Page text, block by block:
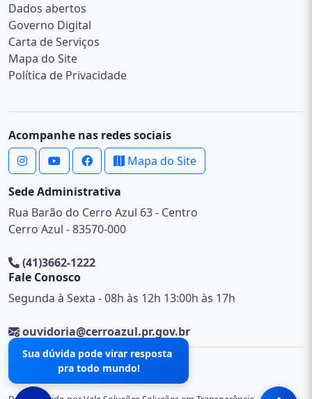
Dados abertos
Governo Digital
Carta de Serviços
Mapa do Site
Política de Privacidade
Acompanhe nas redes sociais
Mapa do Site
Sede Administrativa
Rua Barão do Cerro Azul 63 - Centro
Cerro Azul - 83570-000
(41)3662-1222
Fale Conosco
Segunda à Sexta - 08h às 12h 13:00h às 17h
ouvidoria@cerroazul.pr.gov.br
Sua dúvida pode virar resposta
pra todo mundo!